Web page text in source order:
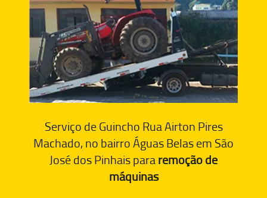
Serviço de Guincho Rua Airton Pires
Machado, no bairro Águas Belas em São
José dos Pinhais pararemoção de
máquinas